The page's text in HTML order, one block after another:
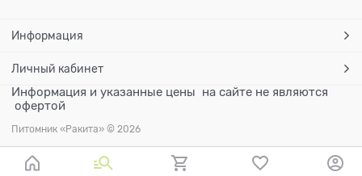
Информация
Личный кабинет
Информация и указанные цены на сайте не являются
офертой
Питомник «Ракита» © 2026